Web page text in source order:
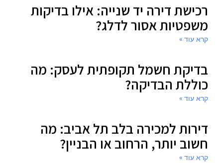
רכישת דירה יד שנייה: אילו בדיקות
משפטיות אסור לדלג?
קרא עוד »
בדיקת חשמל תקופתית לעסק: מה
כוללת הבדיקה?
קרא עוד »
דירות למכירה בלב תל אביב: מה
חשוב יותר, הרחוב או הבניין?
קרא עוד »